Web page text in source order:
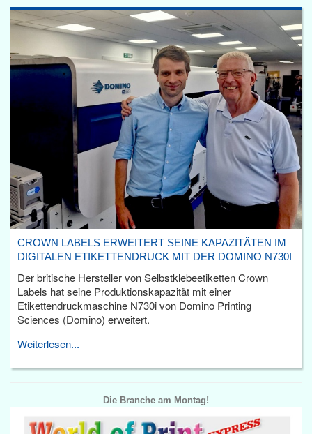
CROWN LABELS ERWEITERT SEINE KAPAZITÄTEN IM
DIGITALEN ETIKETTENDRUCK MIT DER DOMINO N730I
Der britische Hersteller von Selbstklebeetiketten Crown
Labels hat seine Produktionskapazität mit einer
Etikettendruckmaschine N730i von Domino Printing
Sciences (Domino) erweitert.
Weiterlesen...
Die Branche am Montag!